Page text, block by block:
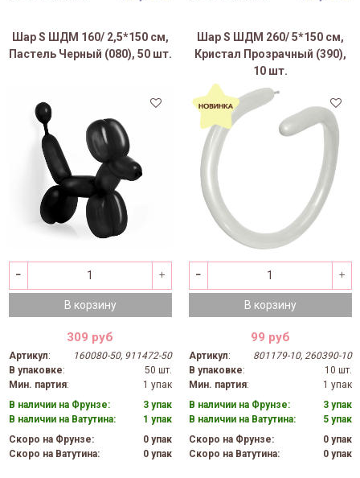
Шар S ШДМ 160/ 2,5*150 см,
Пастель Черный (080), 50 шт.
В корзину
309 руб
Артикул:
160080-50, 911472-50
В упаковке:
50 шт.
Мин. партия:
1 упак
В наличии на Фрунзе:
3 упак
В наличии на Ватутина:
1 упак
Скоро на Фрунзе:
0 упак
Скоро на Ватутина:
0 упак
Шар S ШДМ 260/ 5*150 см,
Кристал Прозрачный (390),
10 шт.
В корзину
99 руб
Артикул:
801179-10, 260390-10
В упаковке:
10 шт.
Мин. партия:
1 упак
В наличии на Фрунзе:
3 упак
В наличии на Ватутина:
5 упак
Скоро на Фрунзе:
0 упак
Скоро на Ватутина:
0 упак